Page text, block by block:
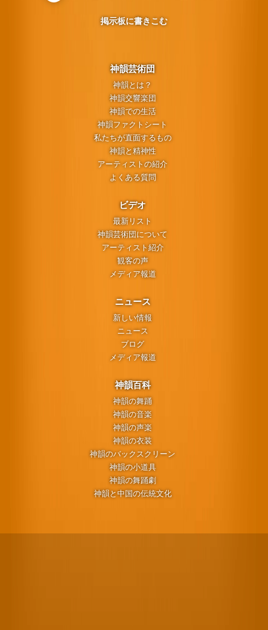
神韻芸術団
神韻とは？
神韻交響楽団
神韻での生活
神韻ファクトシート
私たちが直面するもの
神韻と精神性
アーティストの紹介
よくある質問
ビデオ
最新リスト
神韻芸術団について
アーティスト紹介
観客の声
メディア報道
ニュース
新しい情報
ニュース
ブログ
メディア報道
神韻百科
神韻の舞踊
神韻の音楽
神韻の声楽
神韻の衣装
神韻のバックスクリーン
神韻の小道具
神韻の舞踊劇
神韻と中国の伝統文化
掲示板に書きこむ